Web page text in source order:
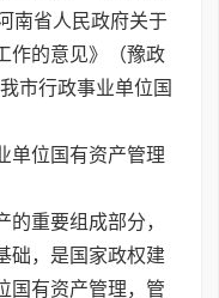
南省人民政府关于
作的意见》（豫政
市行政事业单位国
单位国有资产管理
重要组成部分，
础，是国家政权建
国有资产管理，管